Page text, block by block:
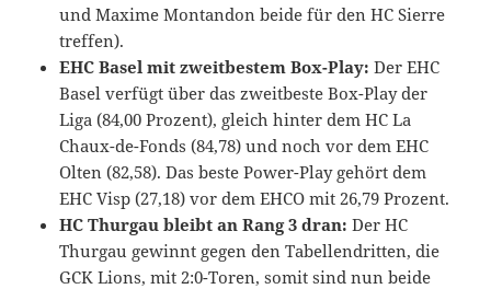
und Maxime Montandon beide für den HC Sierre
treffen).
EHC Basel mit zweitbestem Box-Play: Der EHC
Basel verfügt über das zweitbeste Box-Play der
Liga (84,00 Prozent), gleich hinter dem HC La
Chaux-de-Fonds (84,78) und noch vor dem EHC
Olten (82,58). Das beste Power-Play gehört dem
EHC Visp (27,18) vor dem EHCO mit 26,79 Prozent.
HC Thurgau bleibt an Rang 3 dran: Der HC
Thurgau gewinnt gegen den Tabellendritten, die
GCK Lions, mit 2:0-Toren, somit sind nun beide